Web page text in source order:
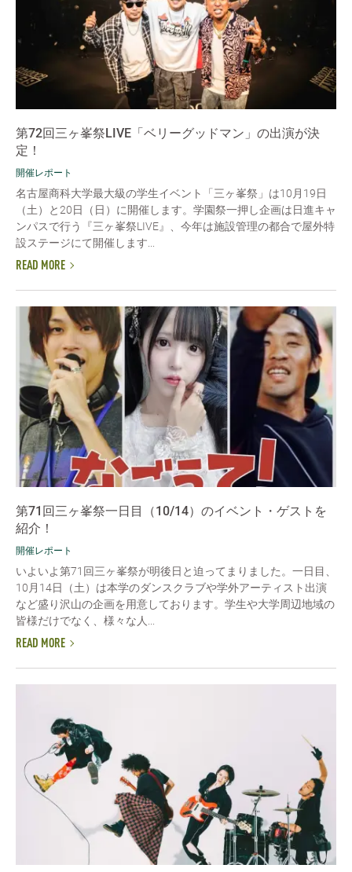
第72回三ヶ峯祭LIVE「ベリーグッドマン」の出演が決
定！
開催レポート
名古屋商科大学最大級の学生イベント「三ヶ峯祭」は10月19日
（土）と20日（日）に開催します。学園祭一押し企画は日進キャ
ンパスで行う『三ヶ峯祭LIVE』、今年は施設管理の都合で屋外特
設ステージにて開催します...
READ MORE
第71回三ヶ峯祭一日目（10/14）のイベント・ゲストを
紹介！
開催レポート
いよいよ第71回三ヶ峯祭が明後日と迫ってまりました。一日目、
10月14日（土）は本学のダンスクラブや学外アーティスト出演
など盛り沢山の企画を用意しております。学生や大学周辺地域の
皆様だけでなく、様々な人...
READ MORE